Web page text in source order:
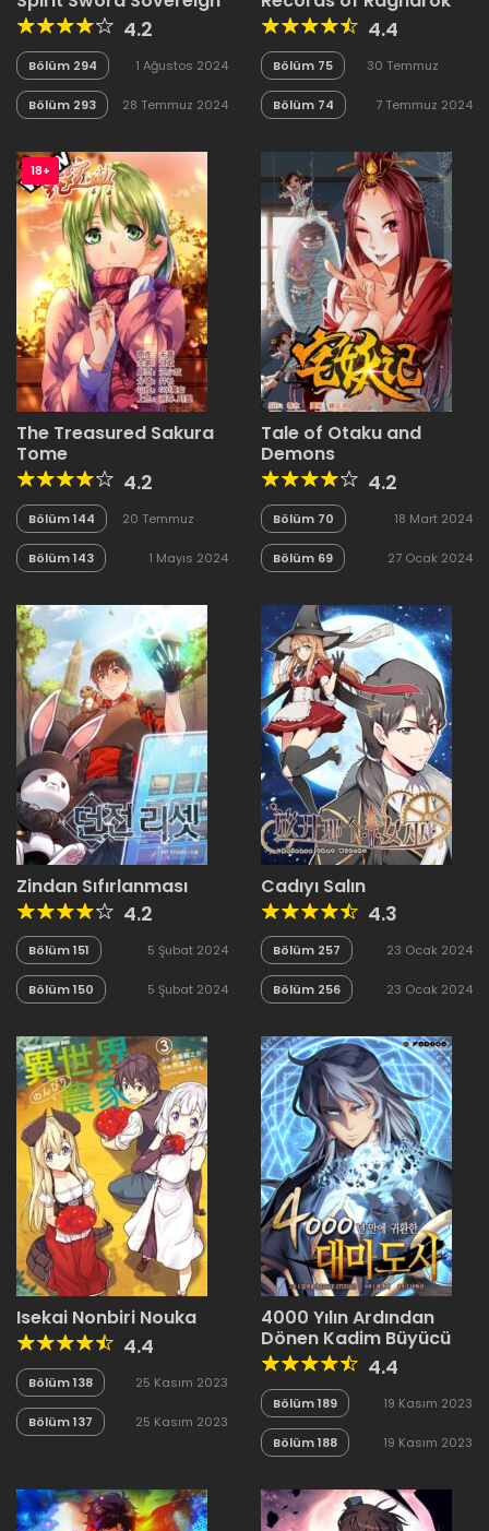
4.2
Bölüm 294 1 Ağustos 2024
Bölüm 293 28 Temmuz 2024
4.4
Bölüm 75
30 Temmuz
Bölüm 74 7 Temmuz 2024
18+
The Treasured Sakura
Tome
4.2
Bölüm 144
20 Temmuz
Bölüm 143 1 Mayıs 2024
Tale of Otaku and
Demons
4.2
Bölüm 70 18 Mart 2024
Bölüm 69 27 Ocak 2024
Zindan Sıfırlanması
4.2
Bölüm 151 5 Şubat 2024
Bölüm 150 5 Şubat 2024
Cadıyı Salın
4.3
Bölüm 257 23 Ocak 2024
Bölüm 256 23 Ocak 2024
Isekai Nonbiri Nouka
4.4
Bölüm 138 25 Kasım 2023
Bölüm 137 25 Kasım 2023
4000 Yılın Ardından
Dönen Kadim Büyücü
4.4
Bölüm 189 19 Kasım 2023
Bölüm 188 19 Kasım 2023